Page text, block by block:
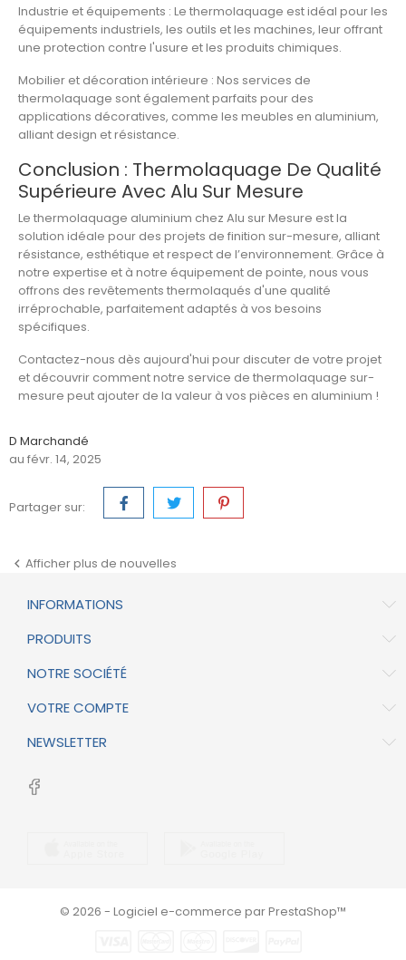
Industrie et équipements : Le thermolaquage est idéal pour les
équipements industriels, les outils et les machines, leur offrant
une protection contre l'usure et les produits chimiques.
Mobilier et décoration intérieure : Nos services de
thermolaquage sont également parfaits pour des
applications décoratives, comme les meubles en aluminium,
alliant design et résistance.
Conclusion : Thermolaquage De Qualité
Supérieure Avec Alu Sur Mesure
Le thermolaquage aluminium chez Alu sur Mesure est la
solution idéale pour des projets de finition sur-mesure, alliant
résistance, esthétique et respect de l’environnement. Grâce à
notre expertise et à notre équipement de pointe, nous vous
offrons des revêtements thermolaqués d'une qualité
irréprochable, parfaitement adaptés à vos besoins
spécifiques.
Contactez-nous dès aujourd'hui pour discuter de votre projet
et découvrir comment notre service de thermolaquage sur-
mesure peut ajouter de la valeur à vos pièces en aluminium !
D Marchandé
au févr. 14, 2025
Partager sur:
 Afficher plus de nouvelles
INFORMATIONS
PRODUITS
NOTRE SOCIÉTÉ
VOTRE COMPTE
NEWSLETTER
© 2026 - Logiciel e-commerce par PrestaShop™